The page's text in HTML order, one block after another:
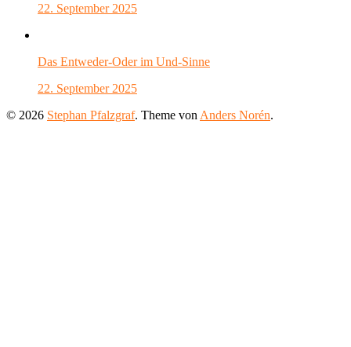
22. September 2025
Das Entweder-Oder im Und-Sinne
22. September 2025
© 2026 Stephan Pfalzgraf. Theme von Anders Norén.